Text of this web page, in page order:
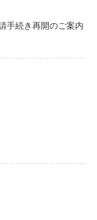
手続き再開のご案内